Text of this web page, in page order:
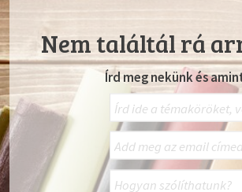
Nem találtál rá
Írd meg nekünk és